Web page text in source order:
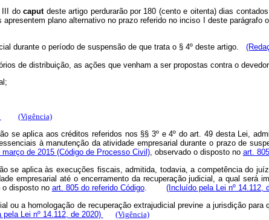
III docaputdeste artigo perdurarão por 180 (cento e oitenta) dias
plano alternativo no prazo referido no inciso I deste
durante o período de suspensão de que trata o § 4º deste artigo.
de distribuição, as ações que venham a ser propostas contra o
(Vigência)
se aplica aos créditos referidos nos §§ 3º e 4º do art. 49 desta Lei,
à manutenção da atividade empresarial durante o prazo de
de 2015 (Código de Processo Civil), observado o disposto no art.
se aplica às execuções fiscais, admitida, todavia, a competência do
empresarial até o encerramento da recuperação judicial, a qual será
o disposto no art. 805 do referido Código. (Incluído pela Lei nº 14.112,
ou a homologação de recuperação extrajudicial previne a jurisdição
pela Lei nº 14.112, de 2020)
(Vigência)